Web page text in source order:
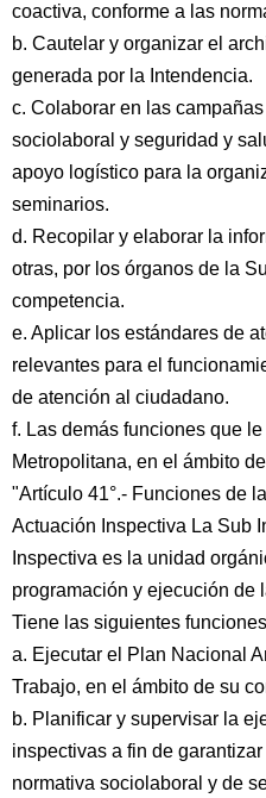
coactiva, conforme a las
b. Cautelar y organizar el
generada por la Intendencia.
c. Colaborar en las
sociolaboral y seguridad y
apoyo logístico para la
seminarios.
d. Recopilar y elaborar la
otras, por los órganos de la
competencia.
e. Aplicar los estándares de
relevantes para el
de atención al ciudadano.
f. Las demás funciones que
Metropolitana, en el ámbito
"Artículo 41°.- Funciones de
Actuación Inspectiva La Sub
Inspectiva es la unidad
programación y ejecución de
Tiene las siguientes
a. Ejecutar el Plan Nacional
Trabajo, en el ámbito de su
b. Planificar y supervisar la
inspectivas a fin de
normativa sociolaboral y de